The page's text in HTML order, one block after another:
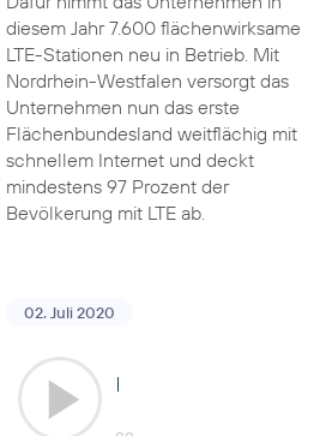
diesem Jahr 7.600 flächenwirksame
LTE-Stationen neu in Betrieb. Mit
Nordrhein-Westfalen versorgt das
Unternehmen nun das erste
Flächenbundesland weitflächig mit
schnellem Internet und deckt
mindestens 97 Prozent der
Bevölkerung mit LTE ab.
02. Juli 2020